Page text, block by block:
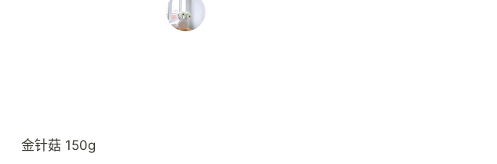
金针菇 150g